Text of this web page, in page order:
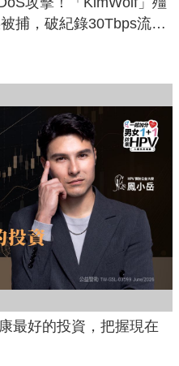
捕，破紀錄30Tbps流量
最好的投資，把握現在